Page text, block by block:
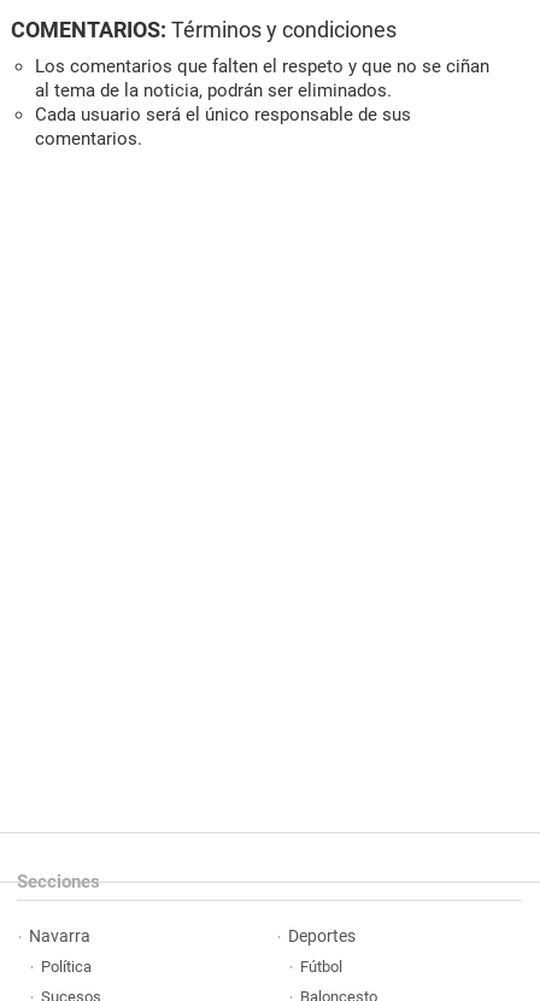
COMENTARIOS: Términos y condiciones
Los comentarios que falten el respeto y que no se ciñan
al tema de la noticia, podrán ser eliminados.
Cada usuario será el único responsable de sus
comentarios.
Secciones
Navarra
Política
Sucesos
Deportes
Fútbol
Baloncesto